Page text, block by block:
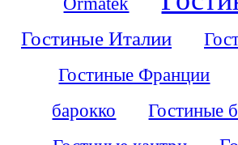
Гостиные Италии
Гостиные Франции
барокко
Гостиные